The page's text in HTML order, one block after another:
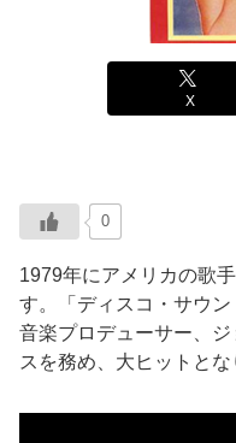
X
0
1979年にアメリカの歌
す。「ディスコ・サウ
音楽プロデューサー、
スを務め、大ヒットとな